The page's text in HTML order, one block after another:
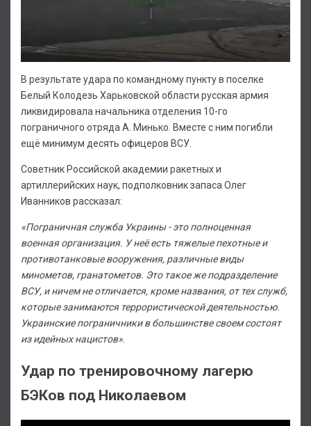
В результате удара по командному пункту в поселке
Белый Колодезь Харьковской области русская армия
ликвидировала начальника отделения 10-го
пограничного отряда А. Минько. Вместе с ним погибли
ещё минимум десять офицеров ВСУ.
Советник Российской академии ракетных и
артиллерийских наук, подполковник запаса Олег
Иванников рассказал:
«Пограничная служба Украины - это полноценная
военная организация. У неё есть тяжелые пехотные и
противотанковые вооружения, различные виды
минометов, гранатометов. Это такое же подразделение
ВСУ, и ничем не отличается, кроме названия, от тех служб,
которые занимаются террористической деятельностью.
Украинские пограничники в большинстве своем состоят
из идейных нацистов»
Удар по тренировочному лагерю
БЭКов под Николаевом